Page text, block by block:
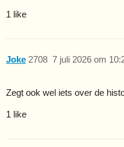
1 like
Joke 7 juli 2026 om
2708
Zegt ook wel iets over de
1 like